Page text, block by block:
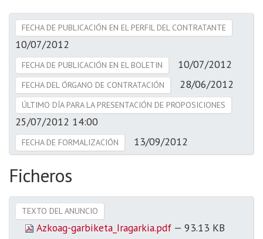
FECHA DE PUBLICACIÓN EN EL PERFIL DEL CONTRATANTE
10/07/2012
FECHA DE PUBLICACIÓN EN EL BOLETIN 10/07/2012
FECHA DEL ÓRGANO DE CONTRATACIÓN 28/06/2012
ÚLTIMO DÍA PARA LA PRESENTACIÓN DE PROPOSICIONES
25/07/2012 14:00
FECHA DE FORMALIZACIÓN 13/09/2012
Ficheros
TEXTO DEL ANUNCIO
Azkoag-garbiketa_Iragarkia.pdf — 93.13 KB